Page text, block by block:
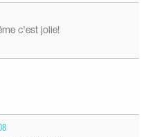
c'est jolie!